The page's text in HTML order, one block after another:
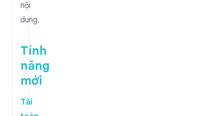
nội
dung.
Tính
năng
mới
Tải